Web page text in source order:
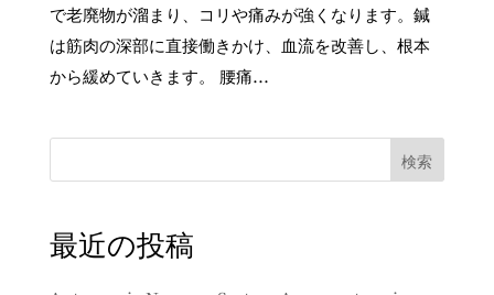
で老廃物が溜まり、コリや痛みが強くなります。鍼
は筋肉の深部に直接働きかけ、血流を改善し、根本
から緩めていきます。 腰痛...
検索
最近の投稿